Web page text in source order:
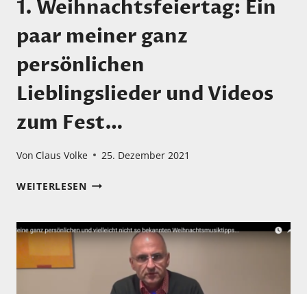
1. Weihnachtsfeiertag: Ein
paar meiner ganz
persönlichen
Lieblingslieder und Videos
zum Fest…
Von Claus Volke 25. Dezember 2021
WEITERLESEN1.
PAAR
PERSÖNLICHEN